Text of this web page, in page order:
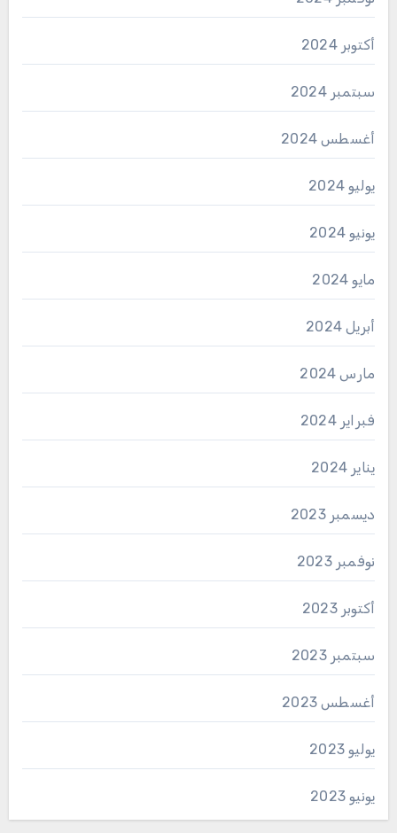
أكتوبر 2024
سبتمبر 2024
أغسطس 2024
يوليو 2024
يونيو 2024
مايو 2024
أبريل 2024
مارس 2024
فبراير 2024
يناير 2024
ديسمبر 2023
نوفمبر 2023
أكتوبر 2023
سبتمبر 2023
أغسطس 2023
يوليو 2023
يونيو 2023